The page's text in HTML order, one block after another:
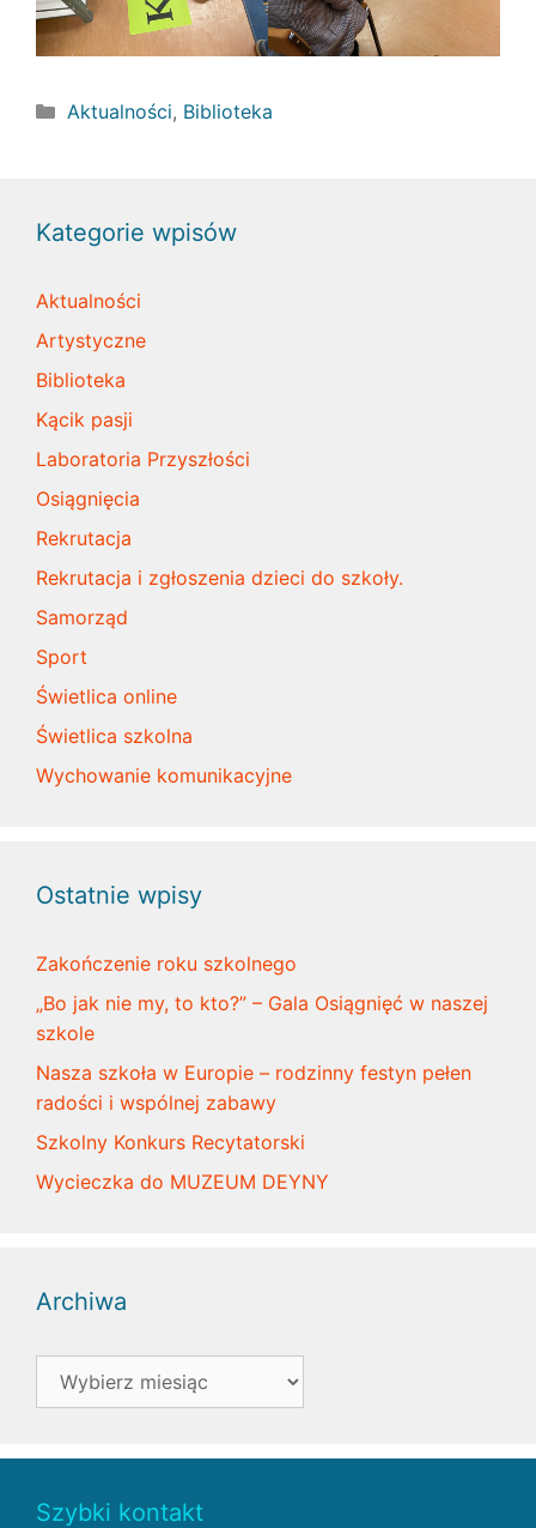
Kategorie
Aktualności, Biblioteka
Kategorie wpisów
Aktualności
Artystyczne
Biblioteka
Kącik pasji
Laboratoria Przyszłości
Osiągnięcia
Rekrutacja
Rekrutacja i zgłoszenia dzieci do szkoły.
Samorząd
Sport
Świetlica online
Świetlica szkolna
Wychowanie komunikacyjne
Ostatnie wpisy
Zakończenie roku szkolnego
„Bo jak nie my, to kto?” – Gala Osiągnięć w naszej
szkole
Nasza szkoła w Europie – rodzinny festyn pełen
radości i wspólnej zabawy
Szkolny Konkurs Recytatorski
Wycieczka do MUZEUM DEYNY
Archiwa
Szybki kontakt